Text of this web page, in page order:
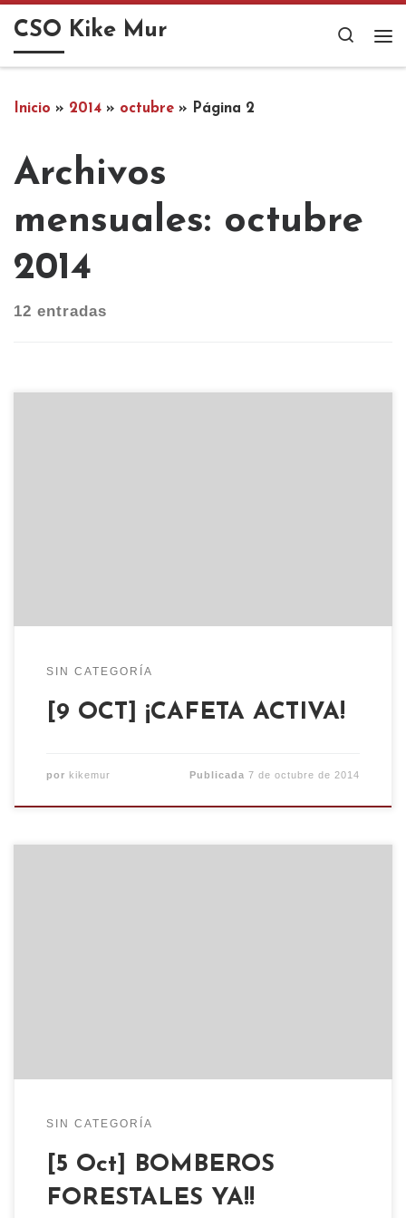
Saltar al contenido
CSO Kike Mur
Search
Inicio » 2014 » octubre » Página 2
Archivos
mensuales: octubre
2014
12 entradas
SIN CATEGORÍA
[9 OCT] ¡CAFETA ACTIVA!
por kikemur Publicada7 de octubre de 2014
SIN CATEGORÍA
[5 Oct] BOMBEROS
FORESTALES YA!!